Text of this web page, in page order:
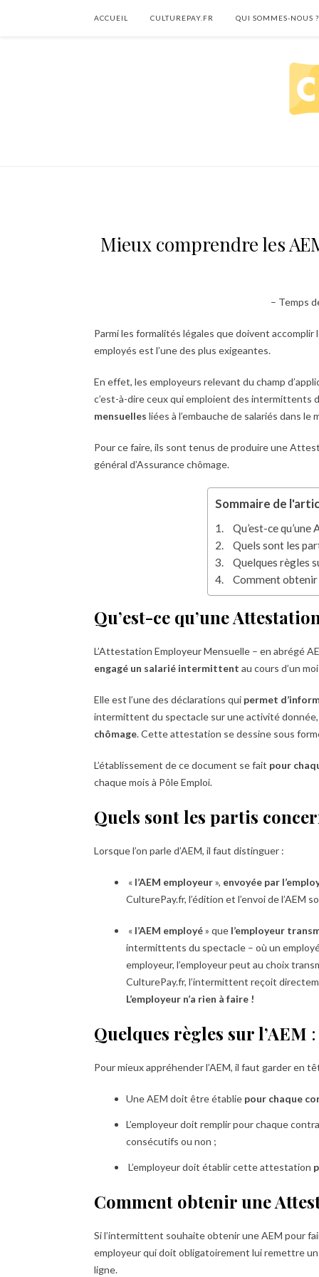
ACCUEIL CULTUREPAY.FR QUI SOMMES-NOUS ?
Mieux comprendre les
– Temps
Parmi les formalités légales que doivent
employés est l’une des plus exigeantes.
En effet, les employeurs relevant du champ
c’est-à-dire ceux qui emploient des intermittents
mensuelles liées à l’embauche de salariés dans le
Pour ce faire, ils sont tenus de produire une
général d’Assurance chômage.
Sommaire de
Qu’est-ce
Quels sont les
Quelques règles
Comment
Qu’est-ce qu’une
L’Attestation Employeur Mensuelle – en abrégé
engagé un salarié intermittent au cours d’un
Elle est l’une des déclarations qui permet
intermittent du spectacle sur une activité
chômage. Cette attestation se dessine sous
L’établissement de ce document se fait pour
chaque mois à Pôle Emploi.
Quels sont les partis
Lorsque l’on parle d’AEM, il faut distinguer :
« l’AEM employeur», envoyée par
CulturePay.fr, l’édition et l’envoi de l’AEM
« l’AEM employé» que l’employeur
intermittents du spectacle – où un
employeur, l’employeur peut au choix
CulturePay.fr, l’intermittent reçoit
L’employeur n’a rien à faire !
Quelques règles sur l’AEM :
Pour mieux appréhender l’AEM, il faut garder en
Une AEM doit être établie pour chaque
L’employeur doit remplir pour chaque
consécutifs ou non ;
L’employeur doit établir cette attestation
Comment obtenir une
Si l’intermittent souhaite obtenir une AEM pour
employeur qui doit obligatoirement lui remettre
ligne.